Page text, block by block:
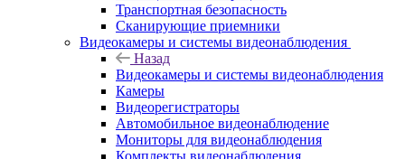
Транспортная безопасность
Сканирующие приемники
Видеокамеры и системы видеонаблюдения
Назад
Видеокамеры и системы видеонаблюдения
Камеры
Видеорегистраторы
Автомобильное видеонаблюдение
Мониторы для видеонаблюдения
Комплекты видеонаблюдения